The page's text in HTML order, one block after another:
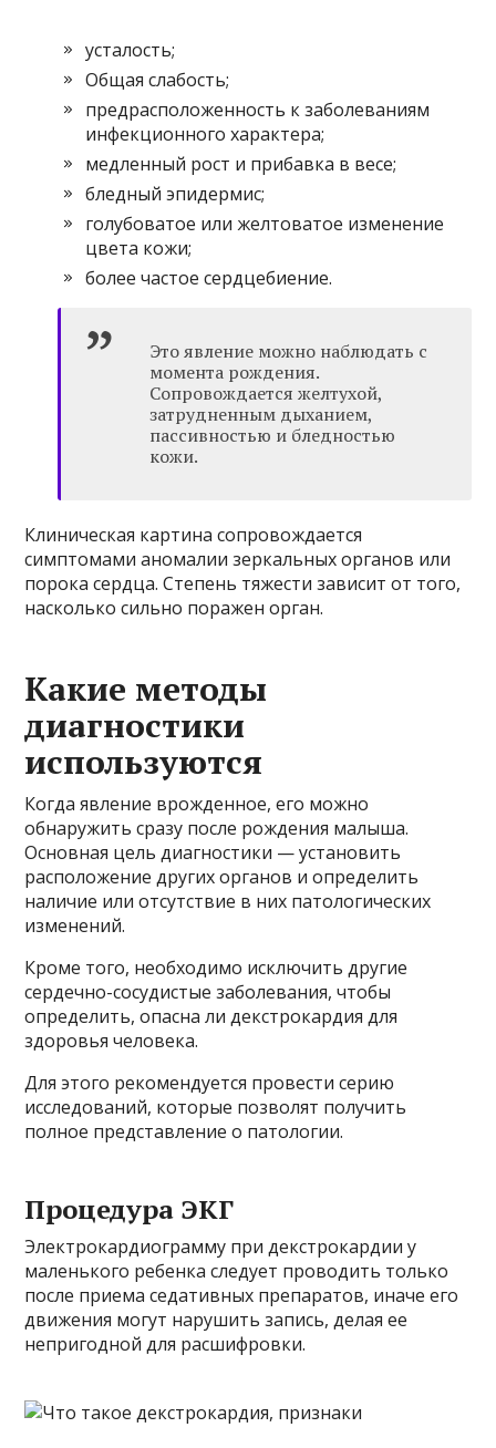
усталость;
Общая слабость;
предрасположенность к заболеваниям
инфекционного характера;
медленный рост и прибавка в весе;
бледный эпидермис;
голубоватое или желтоватое изменение
цвета кожи;
более частое сердцебиение.
Это явление можно наблюдать с
момента рождения.
Сопровождается желтухой,
затрудненным дыханием,
пассивностью и бледностью
кожи.
Клиническая картина сопровождается
симптомами аномалии зеркальных органов или
порока сердца. Степень тяжести зависит от того,
насколько сильно поражен орган.
Какие методы
диагностики
используются
Когда явление врожденное, его можно
обнаружить сразу после рождения малыша.
Основная цель диагностики — установить
расположение других органов и определить
наличие или отсутствие в них патологических
изменений.
Кроме того, необходимо исключить другие
сердечно-сосудистые заболевания, чтобы
определить, опасна ли декстрокардия для
здоровья человека.
Для этого рекомендуется провести серию
исследований, которые позволят получить
полное представление о патологии.
Процедура ЭКГ
Электрокардиограмму при декстрокардии у
маленького ребенка следует проводить только
после приема седативных препаратов, иначе его
движения могут нарушить запись, делая ее
непригодной для расшифровки.